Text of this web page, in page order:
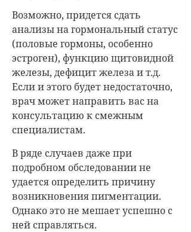
Возможно, придется сдать
анализы на гормональный статус
(половые гормоны, особенно
эстроген), функцию щитовидной
железы, дефицит железа и т.д.
Если и этого будет недостаточно,
врач может направить вас на
консультацию к смежным
специалистам.
В ряде случаев даже при
подробном обследовании не
удается определить причину
возникновения пигментации.
Однако это не мешает успешно с
ней справляться.